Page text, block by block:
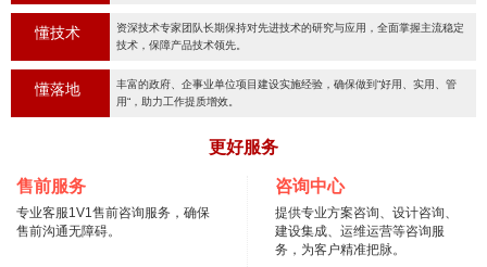
懂技术
资深技术专家团队长期保持对先进技术的研究与应用，全面掌握主流稳定
技术，保障产品技术领先。
懂落地
丰富的政府、企事业单位项目建设实施经验，确保做到“好用、实用、管
用“，助力工作提质增效。
更好服务
售前服务
专业客服1V1售前咨询服务，确保
售前沟通无障碍。
咨询中心
提供专业方案咨询、设计咨询、
建设集成、运维运营等咨询服
务，为客户精准把脉。